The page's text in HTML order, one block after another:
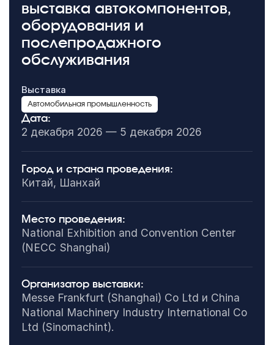
выставка автокомпонентов,
оборудования и
послепродажного
обслуживания
Выставка
Автомобильная промышленность
Дата:
2 декабря 2026 — 5 декабря 2026
Город и страна проведения:
Китай, Шанхай
Место проведения:
National Exhibition and Convention Center
(NECC Shanghai)
Организатор выставки:
Messe Frankfurt (Shanghai) Co Ltd и China
National Machinery Industry International Co
Ltd (Sinomachint).